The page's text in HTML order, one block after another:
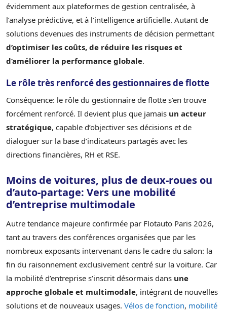
évidemment aux plateformes de gestion centralisée, à
l’analyse prédictive, et à l’intelligence artificielle. Autant de
solutions devenues des instruments de décision permettant
d’optimiser les coûts, de réduire les risques et
d’améliorer la performance globale.
Le rôle très renforcé des gestionnaires de flotte
Conséquence: le rôle du gestionnaire de flotte s’en trouve
forcément renforcé. Il devient plus que jamais un acteur
stratégique, capable d’objectiver ses décisions et de
dialoguer sur la base d’indicateurs partagés avec les
directions financières, RH et RSE.
Moins de voitures, plus de deux-roues ou
d’auto-partage: Vers une mobilité
d’entreprise multimodale
Autre tendance majeure confirmée par Flotauto Paris 2026,
tant au travers des conférences organisées que par les
nombreux exposants intervenant dans le cadre du salon: la
fin du raisonnement exclusivement centré sur la voiture. Car
la mobilité d’entreprise s’inscrit désormais dans une
approche globale et multimodale, intégrant de nouvelles
solutions et de nouveaux usages. Vélos de fonction, mobilité